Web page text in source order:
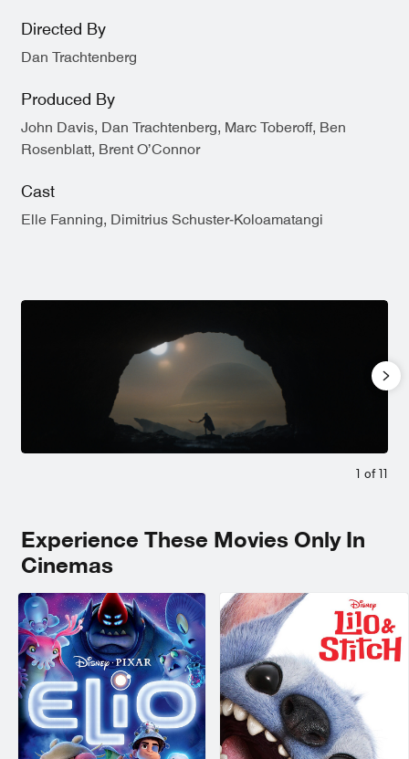
Directed By
Dan Trachtenberg
Produced By
John Davis, Dan Trachtenberg, Marc Toberoff, Ben
Rosenblatt, Brent O’Connor
Cast
Elle Fanning, Dimitrius Schuster-Koloamatangi
1 of 11
Experience These Movies Only In
Cinemas